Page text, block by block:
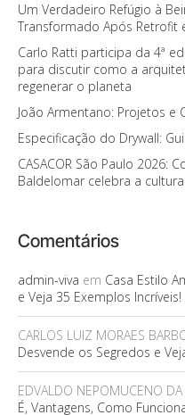
Um Verdadeiro Refúgio à
Transformado Após Retrofit
Carlo Ratti participa da 4ª
para discutir como a
regenerar o planeta
João Armentano: Projetos e
Especificação do Drywall:
CASACOR São Paulo 2026:
Baldelomar celebra a
Comentários
admin-viva em Casa Estilo
e Veja 35 Exemplos Incríveis!
CARLOS LUIZ MORAES
Desvende os Segredos e
EDVALDO NEPOMUCENO DA
É, Vantagens, Como